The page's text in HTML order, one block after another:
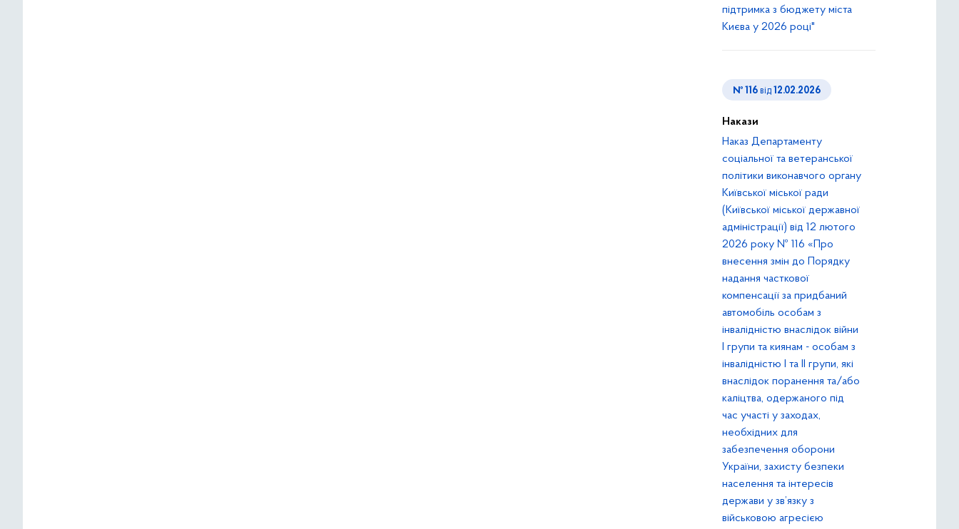
підтримка з бюджету міста
Києва у 2026 році"
№ 116 від 12.02.2026
Накази
Наказ Департаменту
соціальної та ветеранської
політики виконавчого органу
Київської міської ради
(Київської міської державної
адміністрації) від 12 лютого
2026 року № 116 «Про
внесення змін до Порядку
надання часткової
компенсації за придбаний
автомобіль особам з
інвалідністю внаслідок війни
І групи та киянам - особам з
інвалідністю І та ІІ групи, які
внаслідок поранення та/або
каліцтва, одержаного під
час участі у заходах,
необхідних для
забезпечення оборони
України, захисту безпеки
населення та інтересів
держави у зв’язку з
військовою агресією